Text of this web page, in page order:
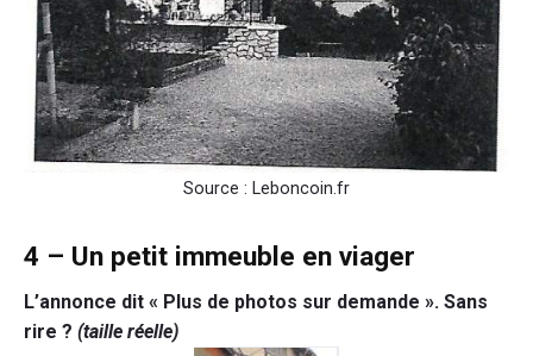
Source : Leboncoin.fr
4 – Un petit immeuble en viager
L’annonce dit « Plus de photos sur demande ». Sans
rire ? (taille réelle)